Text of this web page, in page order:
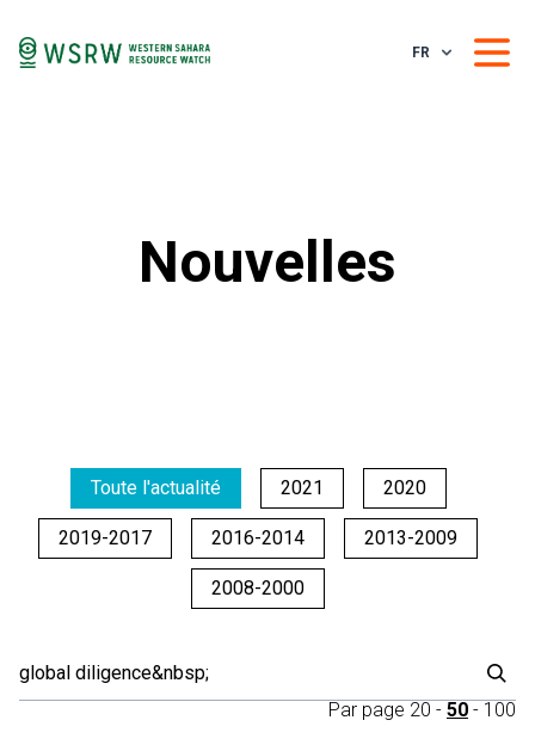
FR
Nouvelles
Toute l'actualité 2021 2020
2019-2017 2016-2014 2013-2009
2008-2000
Par page 20 - 50 - 100